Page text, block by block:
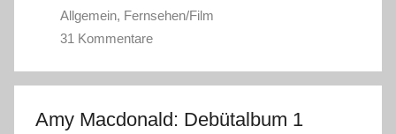
Allgemein, Fernsehen/Film
31 Kommentare
Amy Macdonald: Debütalbum 1